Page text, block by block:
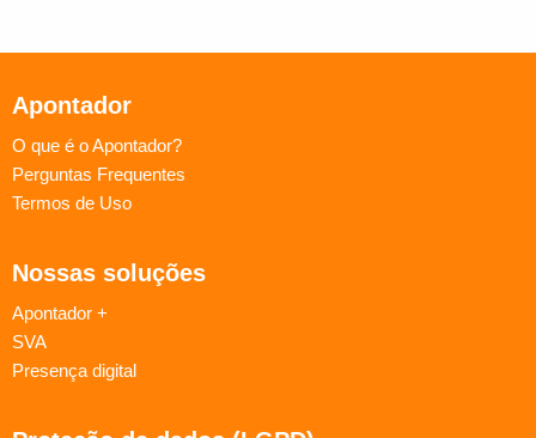
Apontador
O que é o Apontador?
Perguntas Frequentes
Termos de Uso
Nossas soluções
Apontador +
SVA
Presença digital